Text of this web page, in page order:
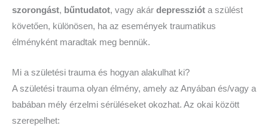
szorongást, bűntudatot, vagy akár depressziót a szülést
követően, különösen, ha az események traumatikus
élményként maradtak meg bennük.
Mi a születési trauma és hogyan alakulhat ki?
A születési trauma olyan élmény, amely az Anyában és/vagy a
babában mély érzelmi sérüléseket okozhat. Az okai között
szerepelhet: